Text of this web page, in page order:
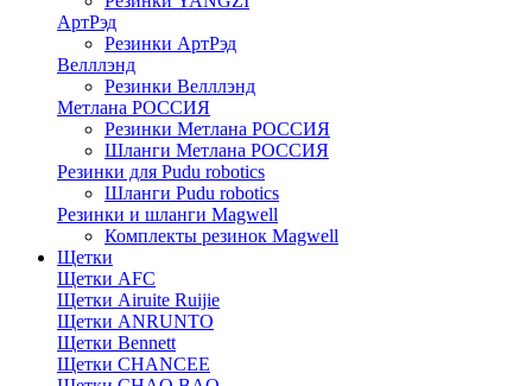
АртРэд
Резинки АртРэд
Велллэнд
Резинки Велллэнд
Метлана РОССИЯ
Резинки Метлана РОССИЯ
Шланги Метлана РОССИЯ
Резинки для Pudu robotics
Шланги Pudu robotics
Резинки и шланги Magwell
Комплекты резинок Magwell
Щетки
Щетки AFC
Щетки Airuite Ruijie
Щетки ANRUNTO
Щетки Bennett
Щетки CHANCEE